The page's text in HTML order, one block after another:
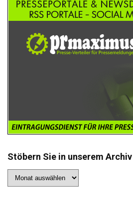
Stöbern Sie in unserem Archiv
Sie